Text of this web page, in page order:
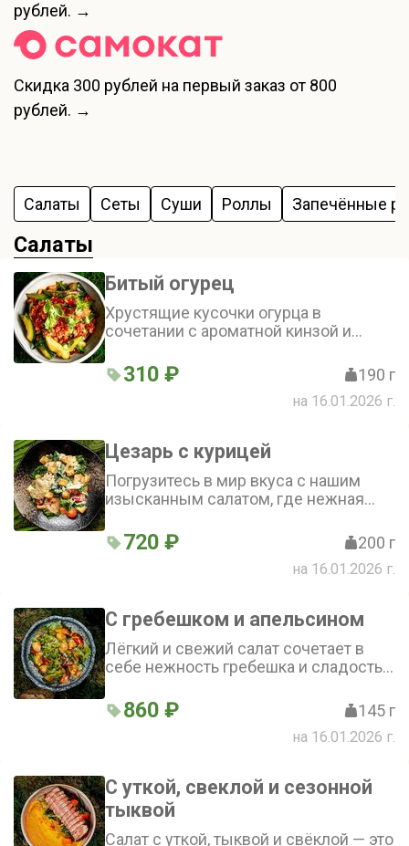
рублей. →
Скидка 300 рублей на первый заказ от 800
рублей. →
Салаты Сеты Суши Роллы Запечённые
Салаты
Битый огурец
Хрустящие кусочки огурца в
сочетании с ароматной кинзой и
свежий и острый вкус. Добавляет
остроты немного жгучего перца.
Салат яркий и насыщенный
310 ₽ 190 г
на 16.01.2026 г.
Цезарь с курицей
Погрузитесь в мир вкуса с нашим
изысканным салатом, где нежная
сочетается с хрустящими листьями
романо и сладковатыми томатами
черри, а соус «Цезарь» и пармезан
характер
720 ₽ 200 г
на 16.01.2026 г.
С гребешком и апельсином
Лёгкий и свежий салат сочетает в
себе нежность гребешка и сладость
мякоть апельсина гармонично
дополняют микс салатов. Фреш
апельсина и оливковое масло
860 ₽ 145 г
на 16.01.2026 г.
С уткой, свеклой и сезонной
тыквой
Салат с уткой, тыквой и свёклой — это